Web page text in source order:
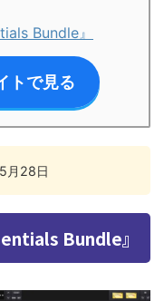
Bundle』
トで見る
月28日
Bundle』